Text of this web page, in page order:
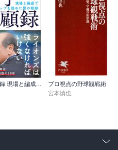
獅子回顧録 現場と編成でトップを務めた男の軌跡
プロ視点の野球観戦術
宮本慎也